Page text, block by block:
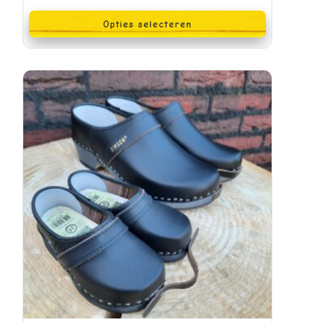
Opties selecteren
product
heeft
meerdere
variaties.
optie
kan
gekozen
worden
op
de
productpagina